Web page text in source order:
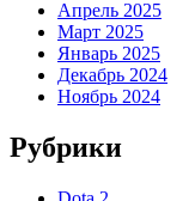
Апрель 2025
Март 2025
Январь 2025
Декабрь 2024
Ноябрь 2024
Рубрики